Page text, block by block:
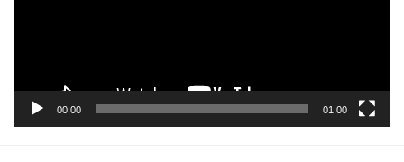
00:00 01:00